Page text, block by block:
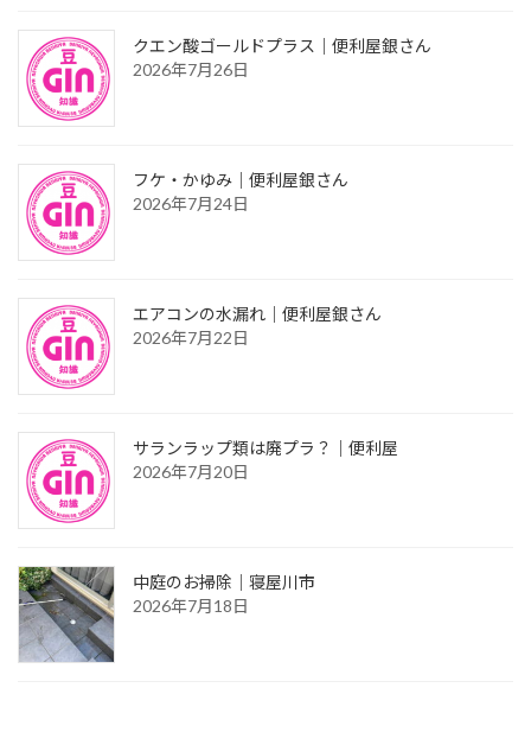
クエン酸ゴールドプラス｜便利屋銀さん
2026年7月26日
フケ・かゆみ｜便利屋銀さん
2026年7月24日
エアコンの水漏れ｜便利屋銀さん
2026年7月22日
サランラップ類は廃プラ？｜便利屋
2026年7月20日
中庭のお掃除｜寝屋川市
2026年7月18日